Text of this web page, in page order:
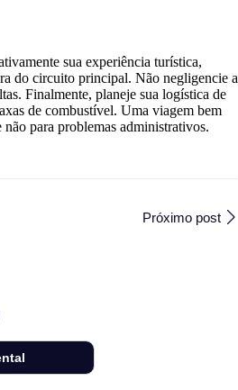
sua experiência turística,
do circuito principal. Não negligencie a
Finalmente, planeje sua logística de
de combustível. Uma viagem bem
não para problemas administrativos.
Próximo post